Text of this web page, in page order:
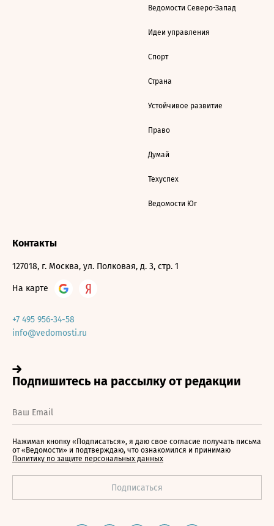
Ведомости Северо-Запад
Идеи управления
Спорт
Страна
Устойчивое развитие
Право
Думай
Техуспех
Ведомости Юг
Контакты
127018, г. Москва, ул. Полковая, д. 3, стр. 1
На карте
+7 495 956-34-58
info@vedomosti.ru
Нажимая кнопку «Подписаться», я даю свое согласие получать письма
от «Ведомости» и подтверждаю, что ознакомился и принимаю
Политику по защите персональных данных